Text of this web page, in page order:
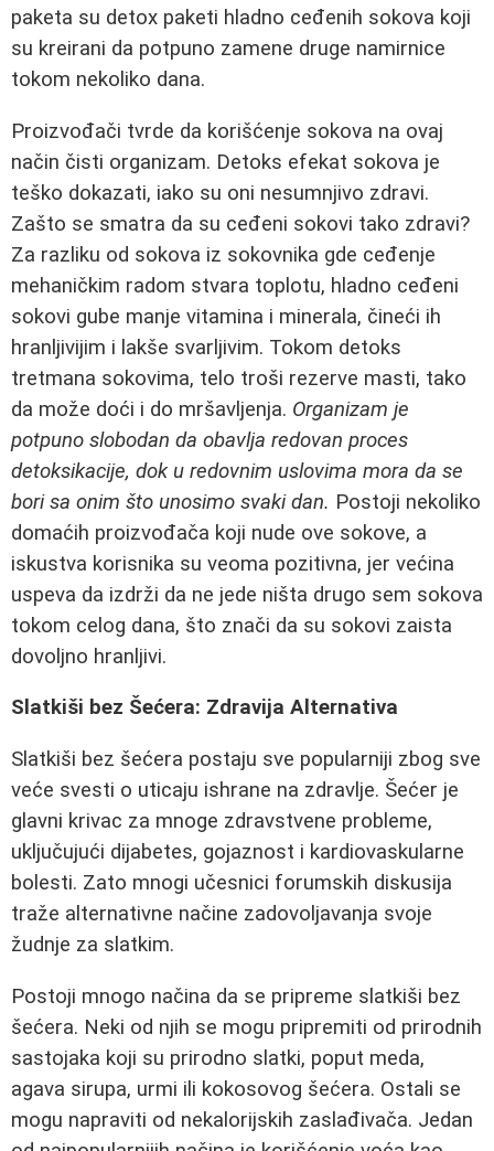
paketa su detox paketi hladno ceđenih sokova koji
su kreirani da potpuno zamene druge namirnice
tokom nekoliko dana.
Proizvođači tvrde da korišćenje sokova na ovaj
način čisti organizam. Detoks efekat sokova je
teško dokazati, iako su oni nesumnjivo zdravi.
Zašto se smatra da su ceđeni sokovi tako zdravi?
Za razliku od sokova iz sokovnika gde ceđenje
mehaničkim radom stvara toplotu, hladno ceđeni
sokovi gube manje vitamina i minerala, čineći ih
hranljivijim i lakše svarljivim. Tokom detoks
tretmana sokovima, telo troši rezerve masti, tako
da može doći i do mršavljenja. Organizam je
potpuno slobodan da obavlja redovan proces
detoksikacije, dok u redovnim uslovima mora da se
bori sa onim što unosimo svaki dan. Postoji nekoliko
domaćih proizvođača koji nude ove sokove, a
iskustva korisnika su veoma pozitivna, jer većina
uspeva da izdrži da ne jede ništa drugo sem sokova
tokom celog dana, što znači da su sokovi zaista
dovoljno hranljivi.
Slatkiši bez Šećera: Zdravija Alternativa
Slatkiši bez šećera postaju sve popularniji zbog sve
veće svesti o uticaju ishrane na zdravlje. Šećer je
glavni krivac za mnoge zdravstvene probleme,
uključujući dijabetes, gojaznost i kardiovaskularne
bolesti. Zato mnogi učesnici forumskih diskusija
traže alternativne načine zadovoljavanja svoje
žudnje za slatkim.
Postoji mnogo načina da se pripreme slatkiši bez
šećera. Neki od njih se mogu pripremiti od prirodnih
sastojaka koji su prirodno slatki, poput meda,
agava sirupa, urmi ili kokosovog šećera. Ostali se
mogu napraviti od nekalorijskih zaslađivača. Jedan